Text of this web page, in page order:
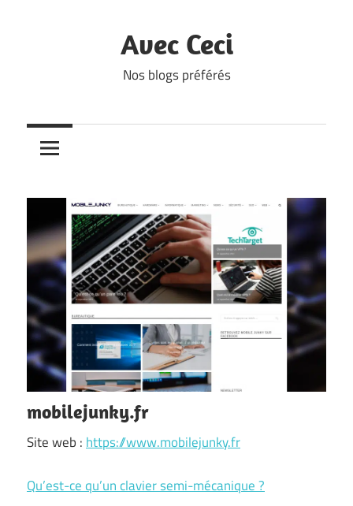
Avec Ceci
Nos blogs préférés
mobilejunky.fr
Site web : https://www.mobilejunky.fr
Qu’est-ce qu’un clavier semi-mécanique ?